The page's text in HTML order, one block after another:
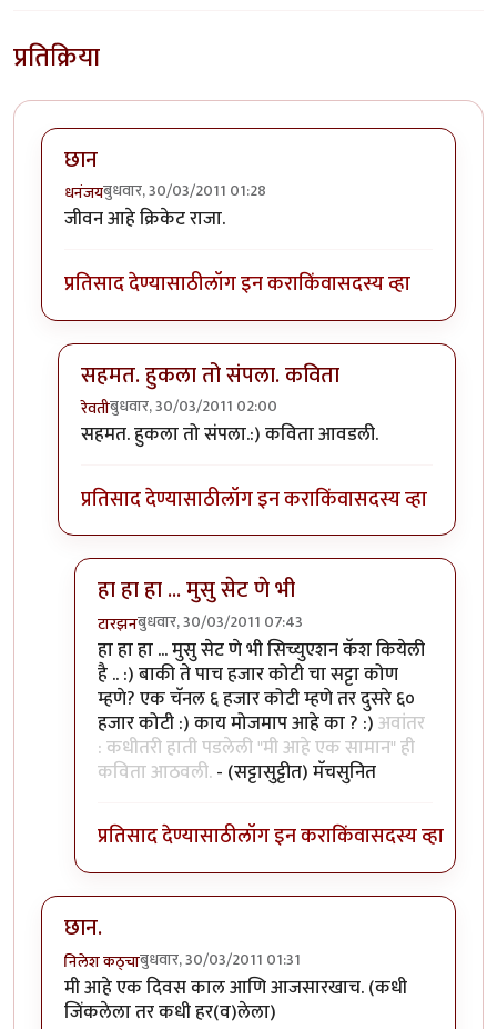
प्रतिक्रिया
छान
धनंजयबुधवार, 30/03/2011 01:28
जीवन आहे क्रिकेट राजा.
प्रतिसाद देण्यासाठीलॉग इन कराकिंवासदस्य व्हा
सहमत. हुकला तो संपला. कविता
रेवतीबुधवार, 30/03/2011 02:00
In reply toछानbyधनंजय
सहमत. हुकला तो संपला.:) कविता आवडली.
प्रतिसाद देण्यासाठीलॉग इन कराकिंवासदस्य व्हा
हा हा हा ... मुसु सेट णे भी
टारझनबुधवार, 30/03/2011 07:43
In reply toसहमत. हुकला तो संपला. कविताby
हा हा हा ... मुसु सेट णे भी सिच्युएशन कॅश कियेली
है .. :) बाकी ते पाच हजार कोटी चा सट्टा कोण
म्हणे? एक चॅनल ६ हजार कोटी म्हणे तर दुसरे ६०
हजार कोटी :) काय मोजमाप आहे का ? :)अवांतर
: कधीतरी हाती पडलेली "मी आहे एक सामान" ही
कविता आठवली.- (सट्टासुट्टीत) मॅचसुनित
प्रतिसाद देण्यासाठीलॉग इन कराकिंवासदस्य व्हा
छान.
निलेश कठ्चाबुधवार, 30/03/2011 01:31
मी आहे एक दिवस काल आणि आजसारखाच. (कधी
जिंकलेला तर कधी हर(व)लेला)